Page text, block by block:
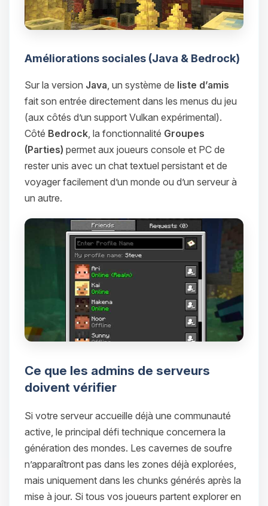
Améliorations sociales (Java & Bedrock)
Sur la version Java, un système de liste d’amis
fait son entrée directement dans les menus du jeu
(aux côtés d’un support Vulkan expérimental).
Côté Bedrock, la fonctionnalité Groupes
(Parties) permet aux joueurs console et PC de
rester unis avec un chat textuel persistant et de
voyager facilement d’un monde ou d’un serveur à
un autre.
Ce que les admins de serveurs
doivent vérifier
Si votre serveur accueille déjà une communauté
active, le principal défi technique concernera la
génération des mondes. Les cavernes de soufre
n’apparaîtront pas dans les zones déjà explorées,
mais uniquement dans les chunks générés après la
mise à jour. Si tous vos joueurs partent explorer en